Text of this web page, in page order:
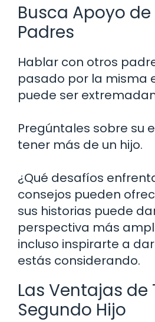
Busca Apoyo
Padres
Hablar con otros
pasado por la misma
puede ser
Pregúntales sobre su
tener más de un hijo.
¿Qué desafíos
consejos pueden
sus historias puede
perspectiva más
incluso inspirarte a
estás considerando.
Las Ventajas de
Segundo Hijo